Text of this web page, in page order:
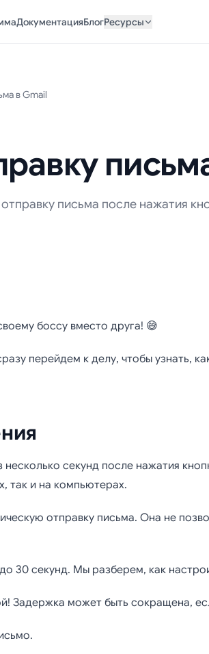
ДокументацияБлогРесурсы
в Gmail
письма после нажатия
Gmail
боссу вместо друга! 😅
перейдем к делу, чтобы узнать,
секунд после нажатия
так и на компьютерах.
отправку письма. Она не
30 секунд. Мы разберем, как
Задержка может быть сокращена,